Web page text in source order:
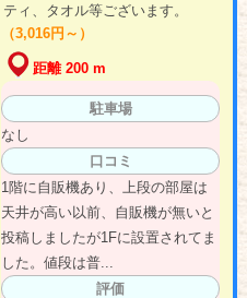
ティ、タオル等ございます。
（3,016円～）
距離 200 m
駐車場
なし
口コミ
1階に自販機あり、上段の部屋は
天井が高い以前、自販機が無いと
投稿しましたが1Fに設置されてま
した。値段は普...
評価